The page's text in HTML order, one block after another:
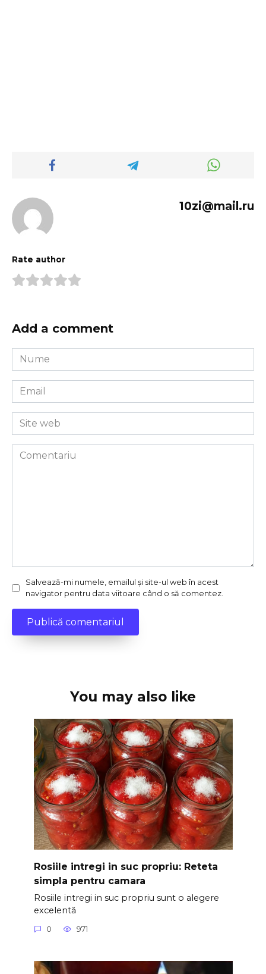
10zi@mail.ru
Rate author
Add a comment
Nume
*
Email
*
Site
web
Comentariu
Salvează-mi numele, emailul și site-ul web în acest
navigator pentru data viitoare când o să comentez.
You may also like
Rosiile intregi in suc propriu: Reteta
simpla pentru camara
Rosiile intregi in suc propriu sunt o alegere
excelentă
0 971